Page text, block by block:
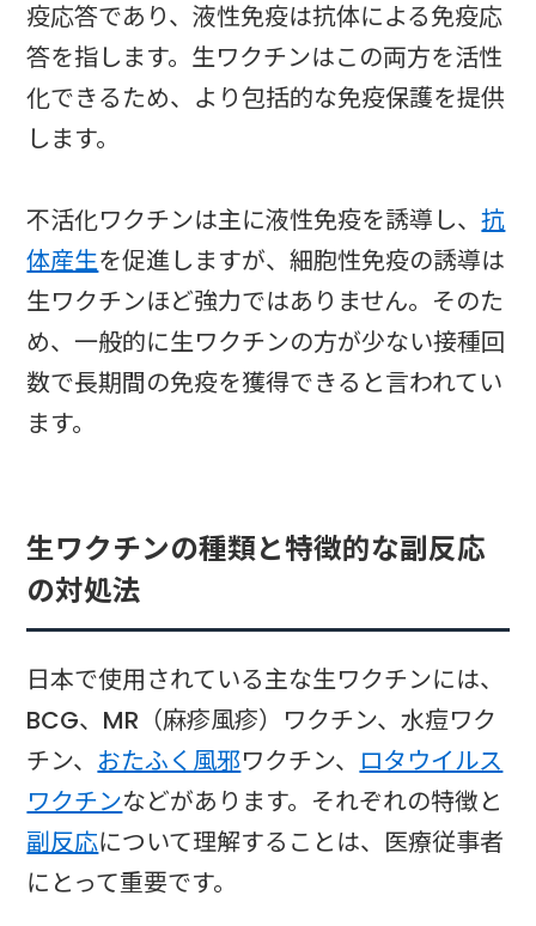
疫応答であり、液性免疫は抗体による免疫応
答を指します。生ワクチンはこの両方を活性
化できるため、より包括的な免疫保護を提供
します。
不活化ワクチンは主に液性免疫を誘導し、抗
体産生を促進しますが、細胞性免疫の誘導は
生ワクチンほど強力ではありません。そのた
め、一般的に生ワクチンの方が少ない接種回
数で長期間の免疫を獲得できると言われてい
ます。
生ワクチンの種類と特徴的な副反応
の対処法
日本で使用されている主な生ワクチンには、
BCG、MR（麻疹風疹）ワクチン、水痘ワク
チン、 おたふく風邪ワクチン、 ロタウイルス
ワクチンなどがあります。それぞれの特徴と
副反応について理解することは、医療従事者
にとって重要です。